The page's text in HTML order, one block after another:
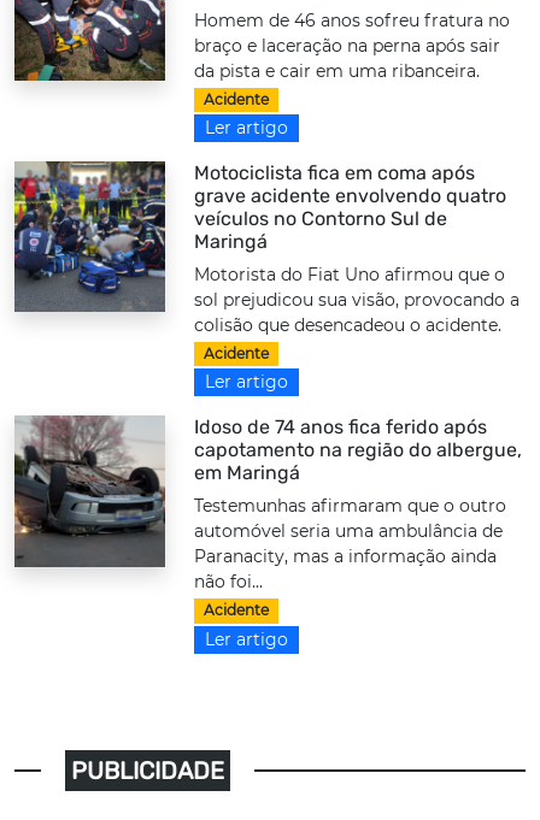
Homem de 46 anos sofreu fratura no
braço e laceração na perna após sair
da pista e cair em uma ribanceira.
Acidente
Ler artigo
Motociclista fica em coma após
grave acidente envolvendo quatro
veículos no Contorno Sul de
Maringá
Motorista do Fiat Uno afirmou que o
sol prejudicou sua visão, provocando a
colisão que desencadeou o acidente.
Acidente
Ler artigo
Idoso de 74 anos fica ferido após
capotamento na região do albergue,
em Maringá
Testemunhas afirmaram que o outro
automóvel seria uma ambulância de
Paranacity, mas a informação ainda
não foi...
Acidente
Ler artigo
PUBLICIDADE